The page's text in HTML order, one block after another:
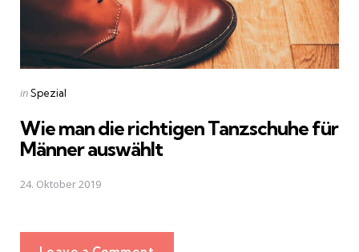
Posted
inSpezial
Wie man die richtigen Tanzschuhe für
Männer auswählt
24. Oktober 2019